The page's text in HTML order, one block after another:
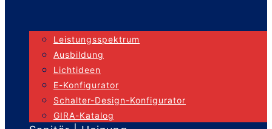
Leistungsspektrum
Ausbildung
Lichtideen
E-Konfigurator
Schalter-Design-Konfigurator
GIRA-Katalog